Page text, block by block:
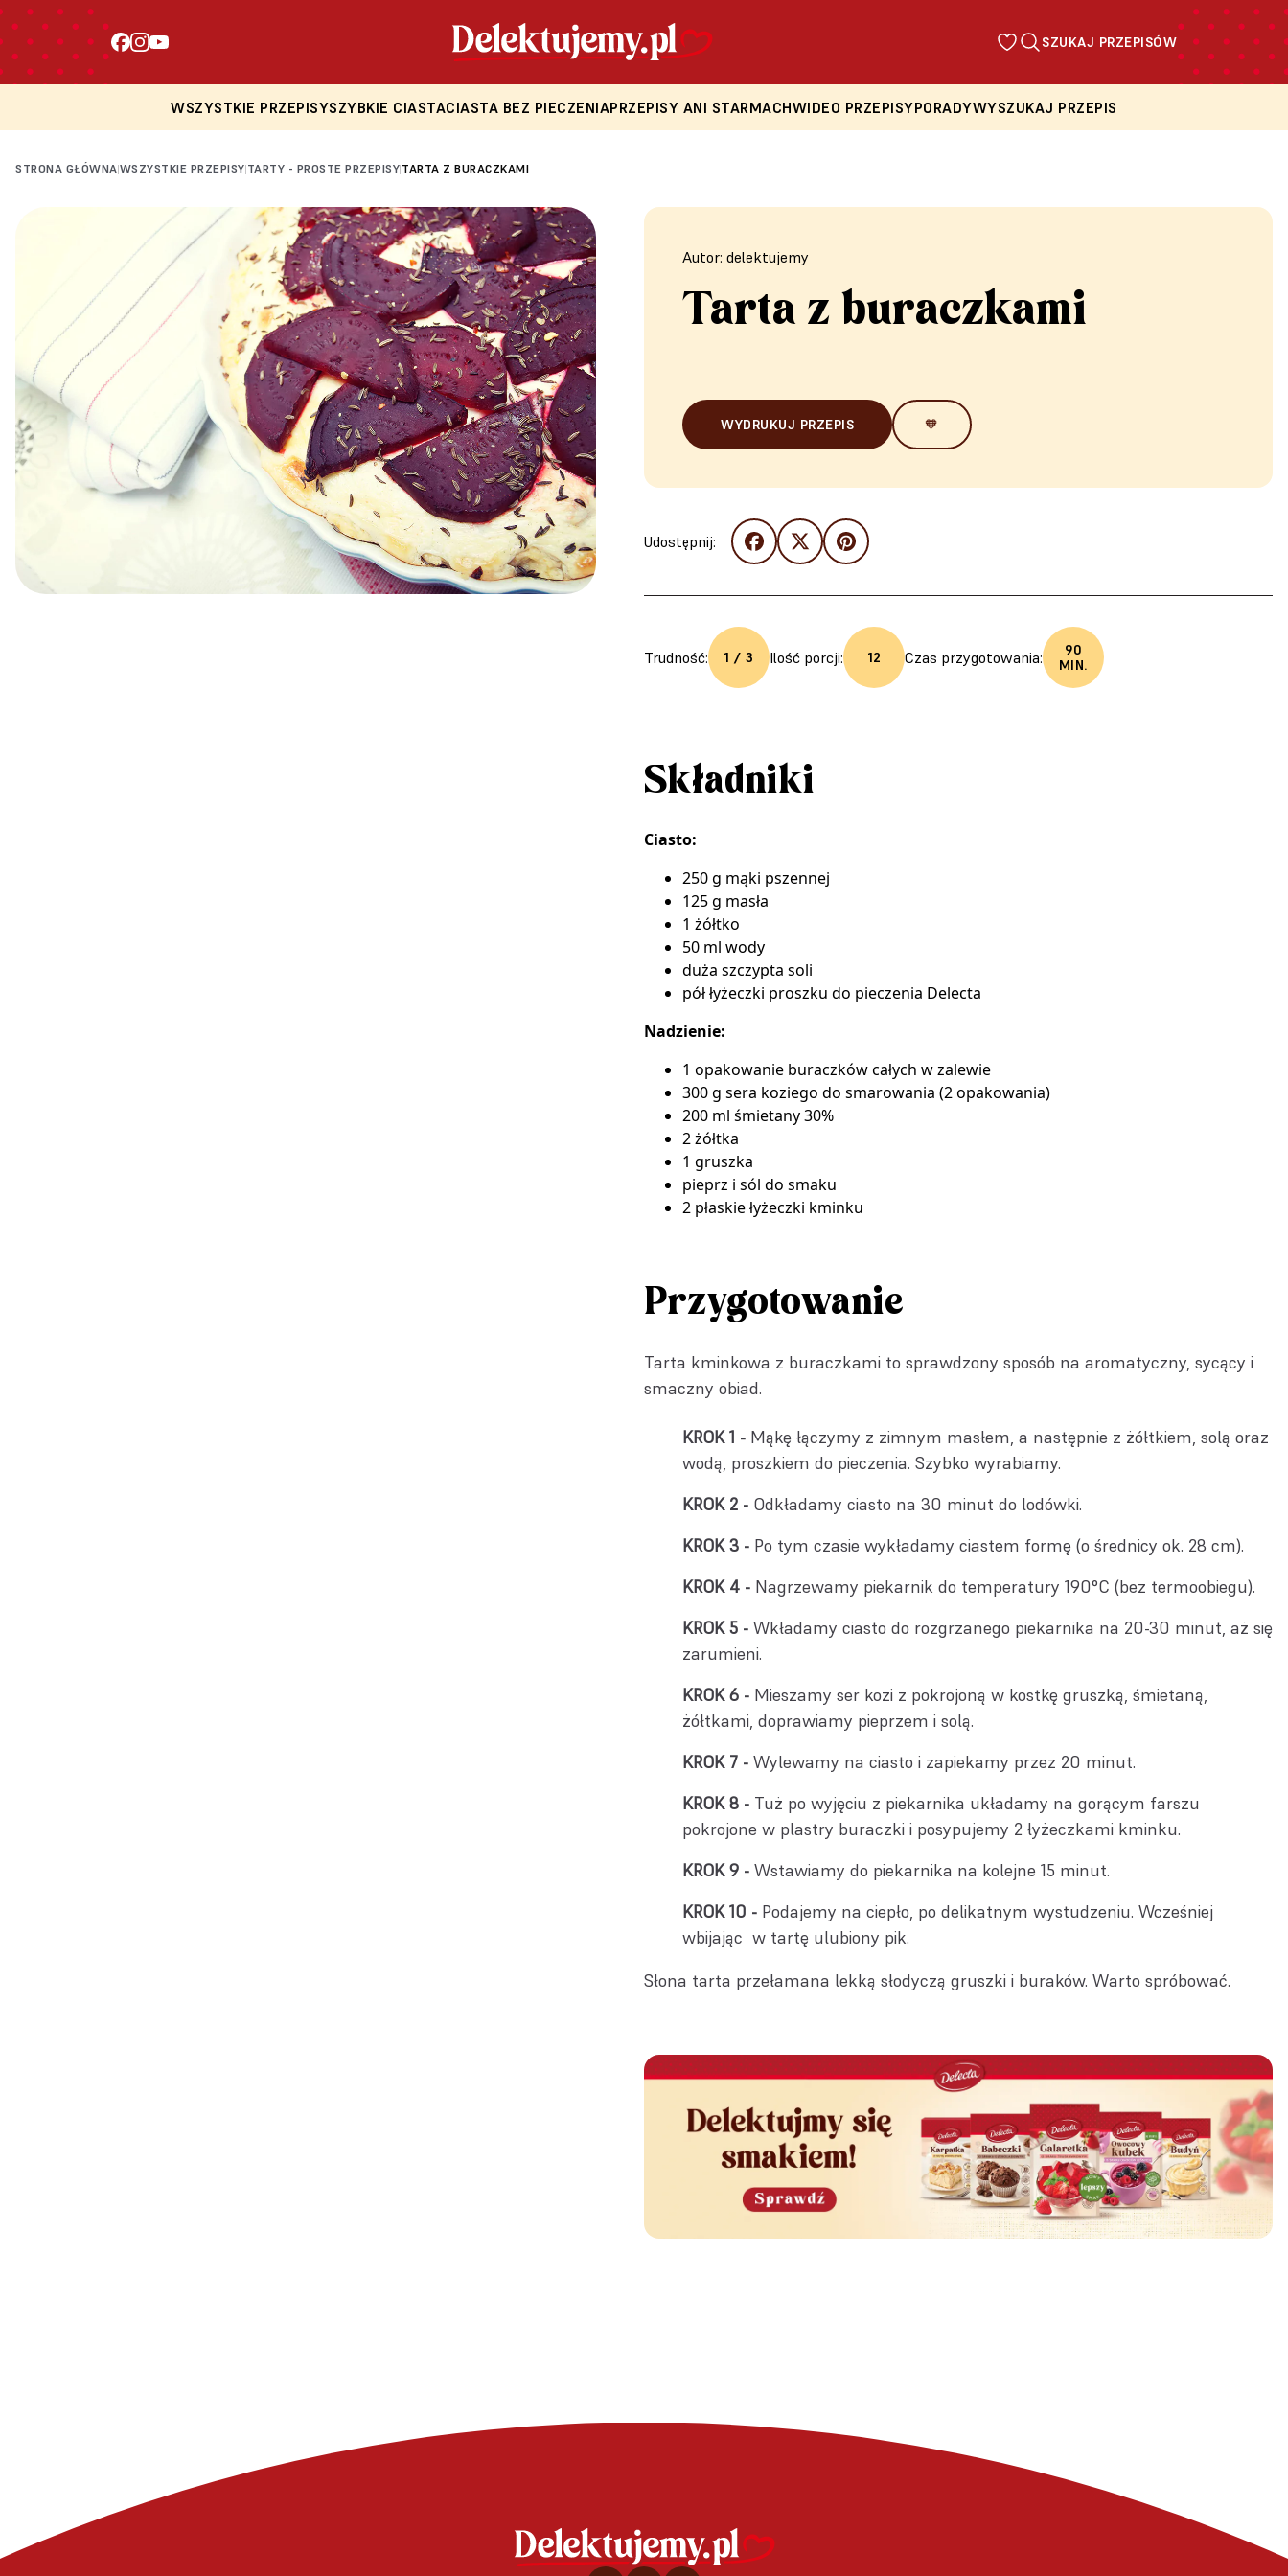
SZUKAJ PRZEPISÓW
WSZYSTKIE PRZEPISYSZYBKIE CIASTACIASTA BEZ PIECZENIAPRZEPISY ANI STARMACHWIDEO PRZEPISYPORADYWYSZUKAJ PRZEPIS
STRONA GŁÓWNA|WSZYSTKIE PRZEPISY|TARTY - PROSTE PRZEPISY|TARTA Z BURACZKAMI
Autor: delektujemy
Tarta z buraczkami
WYDRUKUJ PRZEPIS 🧡
Udostępnij:
Trudność: 1 / 3 Ilość porcji: 12 Czas przygotowania:
90
MIN.
Składniki
Ciasto:
250 g mąki pszennej
125 g masła
1 żółtko
50 ml wody
duża szczypta soli
pół łyżeczki proszku do pieczenia Delecta
Nadzienie:
1 opakowanie buraczków całych w zalewie
300 g sera koziego do smarowania (2 opakowania)
200 ml śmietany 30%
2 żółtka
1 gruszka
pieprz i sól do smaku
2 płaskie łyżeczki kminku
Przygotowanie
Tarta kminkowa z buraczkami to sprawdzony sposób na aromatyczny, sycący i
smaczny obiad.
Mąkę łączymy z zimnym masłem, a następnie z żółtkiem, solą oraz
wodą, proszkiem do pieczenia. Szybko wyrabiamy.
Odkładamy ciasto na 30 minut do lodówki.
Po tym czasie wykładamy ciastem formę (o średnicy ok. 28 cm).
Nagrzewamy piekarnik do temperatury 190°C (bez termoobiegu).
Wkładamy ciasto do rozgrzanego piekarnika na 20-30 minut, aż się
zarumieni.
Mieszamy ser kozi z pokrojoną w kostkę gruszką, śmietaną,
żółtkami, doprawiamy pieprzem i solą.
Wylewamy na ciasto i zapiekamy przez 20 minut.
Tuż po wyjęciu z piekarnika układamy na gorącym farszu
pokrojone w plastry buraczki i posypujemy 2 łyżeczkami kminku.
Wstawiamy do piekarnika na kolejne 15 minut.
Podajemy na ciepło, po delikatnym wystudzeniu. Wcześniej
wbijając w tartę ulubiony pik.
Słona tarta przełamana lekką słodyczą gruszki i buraków. Warto spróbować.